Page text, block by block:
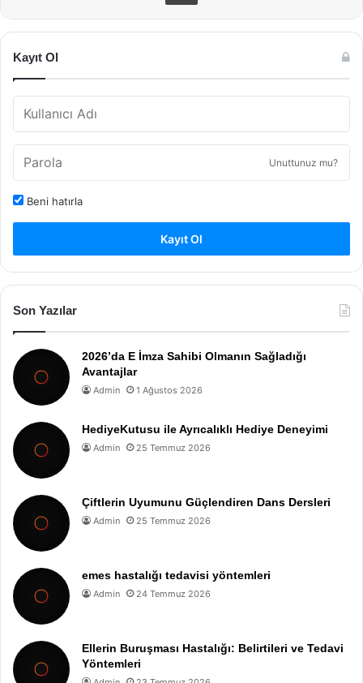
Kayıt Ol
Unuttunuz mu?
Beni hatırla
Kayıt Ol
Son Yazılar
2026’da E İmza Sahibi Olmanın Sağladığı
Avantajlar
Admin 1 Ağustos 2026
HediyeKutusu ile Ayrıcalıklı Hediye Deneyimi
Admin 25 Temmuz 2026
Çiftlerin Uyumunu Güçlendiren Dans Dersleri
Admin 25 Temmuz 2026
emes hastalığı tedavisi yöntemleri
Admin 24 Temmuz 2026
Ellerin Buruşması Hastalığı: Belirtileri ve Tedavi
Yöntemleri